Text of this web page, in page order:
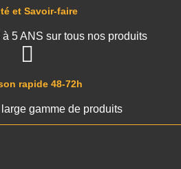
rapide 48-72h
gamme de produits
et Savoir-faire
5 ANS sur tous nos produits